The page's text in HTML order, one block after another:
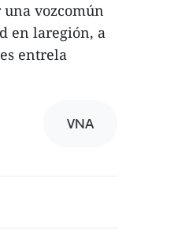
vozcomún
en laregión, a
entrela
VNA